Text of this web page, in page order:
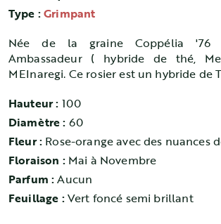
Type :Grimpant
Née de la graine Coppélia
Ambassadeur ( hybride de thé,
MEInaregi. Ce rosier est un hybride de
Hauteur : 100
Diamètre : 60
Fleur : Rose-orange avec des nuances
Floraison : Mai à Novembre
Parfum :Aucun
Feuillage :Vert foncé semi brillant